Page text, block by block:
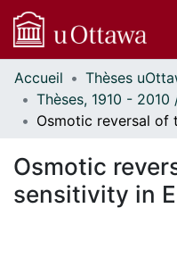
Communautés
et collections
Parcourir
À propos
Accueil
Osmotic
sensitivity in